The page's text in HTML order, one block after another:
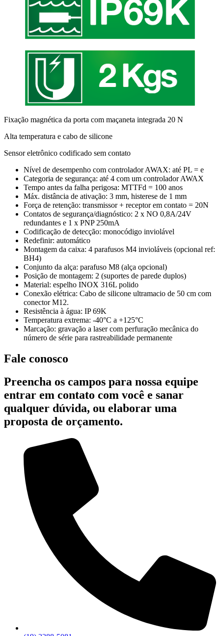
Fixação magnética da porta com maçaneta integrada 20 N
Alta temperatura e cabo de silicone
Sensor eletrônico codificado sem contato
Nível de desempenho com controlador AWAX: até PL = e
Categoria de segurança: até 4 com um controlador AWAX
Tempo antes da falha perigosa: MTTFd = 100 anos
Máx. distância de ativação: 3 mm, histerese de 1 mm
Força de retenção: transmissor + receptor em contato = 20N
Contatos de segurança/diagnóstico: 2 x NO 0,8A/24V
redundantes e 1 x PNP 250mA
Codificação de detecção: monocódigo inviolável
Redefinir: automático
Montagem da caixa: 4 parafusos M4 invioláveis ​​(opcional ref:
BH4)
Conjunto da alça: parafuso M8 (alça opcional)
Posição de montagem: 2 (suportes de parede duplos)
Material: espelho INOX 316L polido
Conexão elétrica: Cabo de silicone ultramacio de 50 cm com
conector M12.
Resistência à água: IP 69K
Temperatura extrema: -40°C a +125°C
Marcação: gravação a laser com perfuração mecânica do
número de série para rastreabilidade permanente
Fale conosco
Preencha os campos para nossa equipe
entrar em contato com você e sanar
qualquer dúvida, ou elaborar uma
proposta de orçamento.